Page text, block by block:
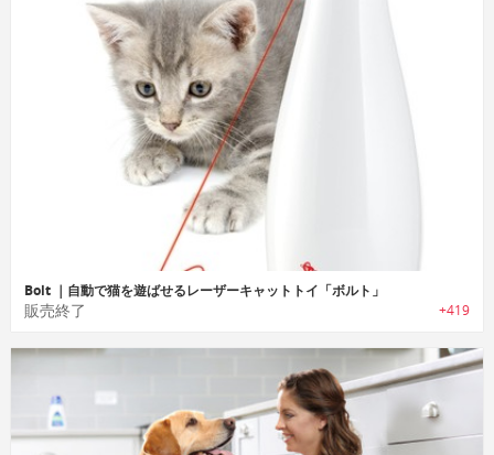
Bolt ｜自動で猫を遊ばせるレーザーキャットトイ「ボルト」
販売終了 +419